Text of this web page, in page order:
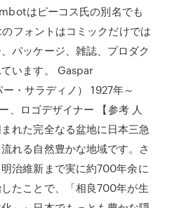
はピーコス氏の別名でも
フォントはコミックだけでは
パッケージ、雑誌、プロダク
います。 Gaspar
・サラディノ） 1927年～
、ロゴデザイナー 【参考 人
れた完全なる盆地に日本三急
れる自然豊かな地域です。さ
治維新まで実に約700年余に
たことで、「相良700年が生